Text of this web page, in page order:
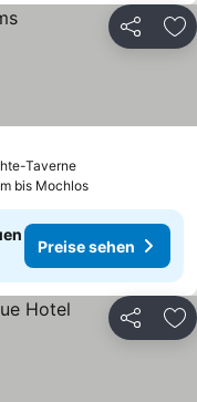
Teilen
Taverne
bis Mochlos
Preise sehen
Teilen